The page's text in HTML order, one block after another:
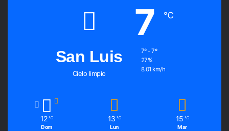
San Luis
Cielo limpio
7 ℃
7º - 7º
27%
8.01 km/h
12 ℃
Dom
13 ℃
Lun
15 ℃
Mar